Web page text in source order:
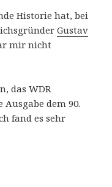
Historie hat, bei
Gustav
mir nicht
das WDR
dem 90.
fand es sehr